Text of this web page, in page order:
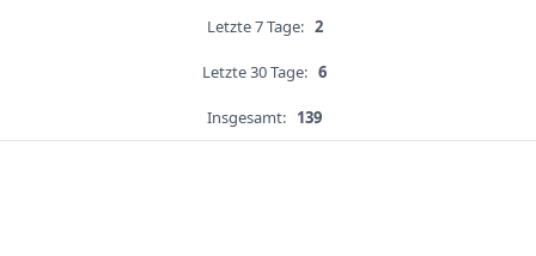
Letzte 7 Tage: 2
Letzte 30 Tage: 6
Insgesamt: 139